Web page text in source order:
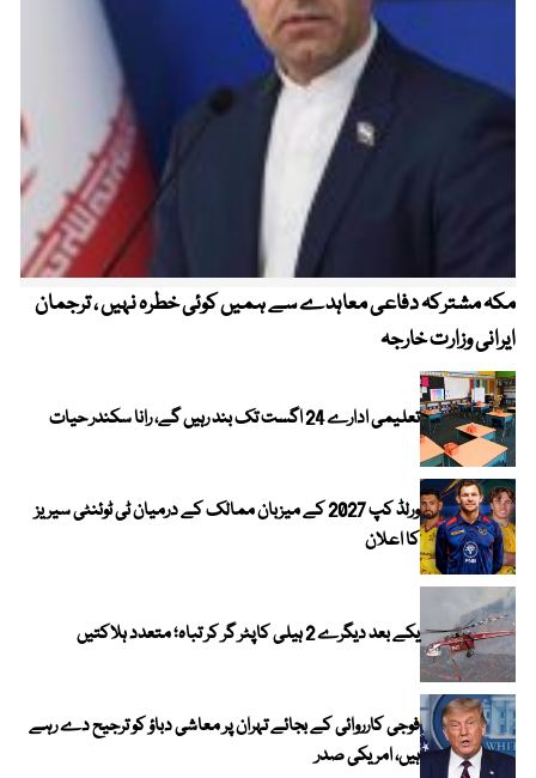
مکہ مشترکہ دفاعی معاہدے سے ہمیں کوئی خطرہ نہیں ، ترجمان
ایرانی وزارت خارجہ
تعلیمی ادارے 24 اگست تک بند رہیں گے، رانا سکندر حیات
ورلڈ کپ 2027 کے میزبان ممالک کے درمیان ٹی ٹوئنٹی سیریز
کا اعلان
یکے بعد دیگرے 2 ہیلی کاپٹر گر کر تباہ؛ متعدد ہلاکتیں
فوجی کارروائی کے بجائے تہران پر معاشی دباؤ کو ترجیح دے رہے
ہیں، امریکی صدر